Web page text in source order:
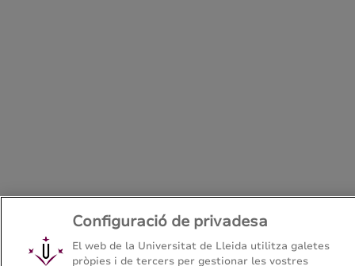
Configuració de privadesa
El web de la Universitat de Lleida utilitza galetes
pròpies i de tercers per gestionar les vostres